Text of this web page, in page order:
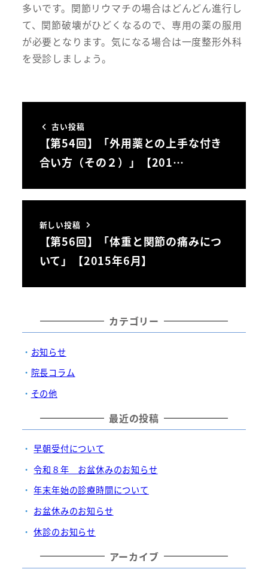
多いです。関節リウマチの場合はどんどん進行し
て、関節破壊がひどくなるので、専用の薬の服用
が必要となります。気になる場合は一度整形外科
を受診しましょう。
古い投稿
【第54回】「外用薬との上手な付き
合い方（その２）」【201…
新しい投稿
【第56回】「体重と関節の痛みにつ
いて」【2015年6月】
カテゴリー
お知らせ
院長コラム
その他
最近の投稿
早朝受付について
令和８年 お盆休みのお知らせ
年末年始の診療時間について
お盆休みのお知らせ
休診のお知らせ
アーカイブ